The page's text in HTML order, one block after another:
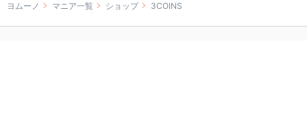
ヨムーノ マニア一覧 ショップ 3COINS